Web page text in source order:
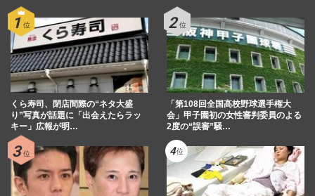
くら寿司、閉店間際の“ネタ大盛
り”写真が話題に「出会えたらラッ
キー」広報が明…
「第108回全国高校野球選手権大
会」甲子園初の女性審判委員のよる
2度の“誤審”騒…